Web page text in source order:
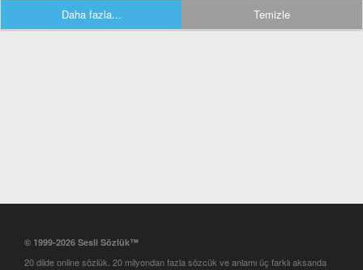
Daha fazla... Temizle
© 1999-2026 Sesli Sözlük™
20 dilde online sözlük. 20 milyondan fazla sözcük ve anlamı üç farklı aksanda